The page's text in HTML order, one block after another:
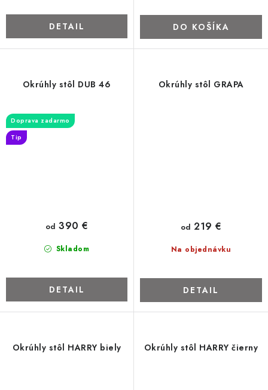
DETAIL DO KOŠÍKA
Okrúhly stôl DUB 46
Doprava zadarmo
Tip
Skladom
od 390 €
DETAIL
Okrúhly stôl GRAPA
Na objednávku
od 219 €
DETAIL
Okrúhly stôl HARRY biely Okrúhly stôl HARRY čierny